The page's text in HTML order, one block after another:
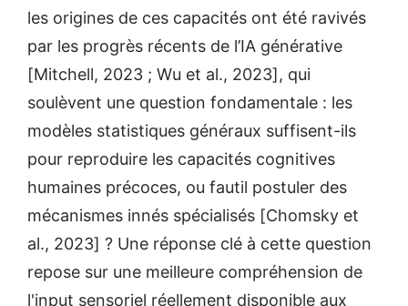
les origines de ces capacités ont été ravivés
par les progrès récents de l’IA générative
[Mitchell, 2023 ; Wu et al., 2023], qui
soulèvent une question fondamentale : les
modèles statistiques généraux suffisent-ils
pour reproduire les capacités cognitives
humaines précoces, ou fautil postuler des
mécanismes innés spécialisés [Chomsky et
al., 2023] ? Une réponse clé à cette question
repose sur une meilleure compréhension de
l'input sensoriel réellement disponible aux